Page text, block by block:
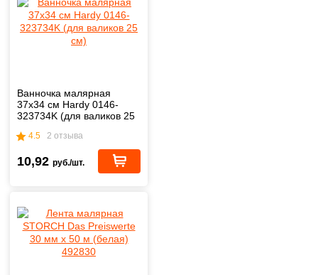
Ванночка малярная
37х34 см Hardy 0146-
323734K (для валиков 25
4.5 2 отзыва
10,92 руб./шт.